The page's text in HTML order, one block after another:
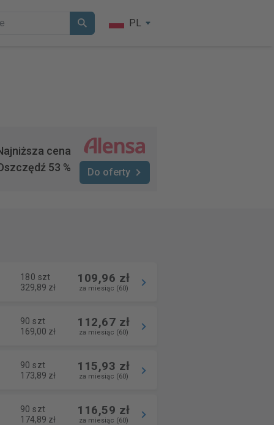
PL
cena
53 %
Do oferty
180 szt
329,89 zł
109,96 zł
za miesiąc (60)
90 szt
169,00 zł
112,67 zł
za miesiąc (60)
90 szt
173,89 zł
115,93 zł
za miesiąc (60)
90 szt
174,89 zł
116,59 zł
za miesiąc (60)